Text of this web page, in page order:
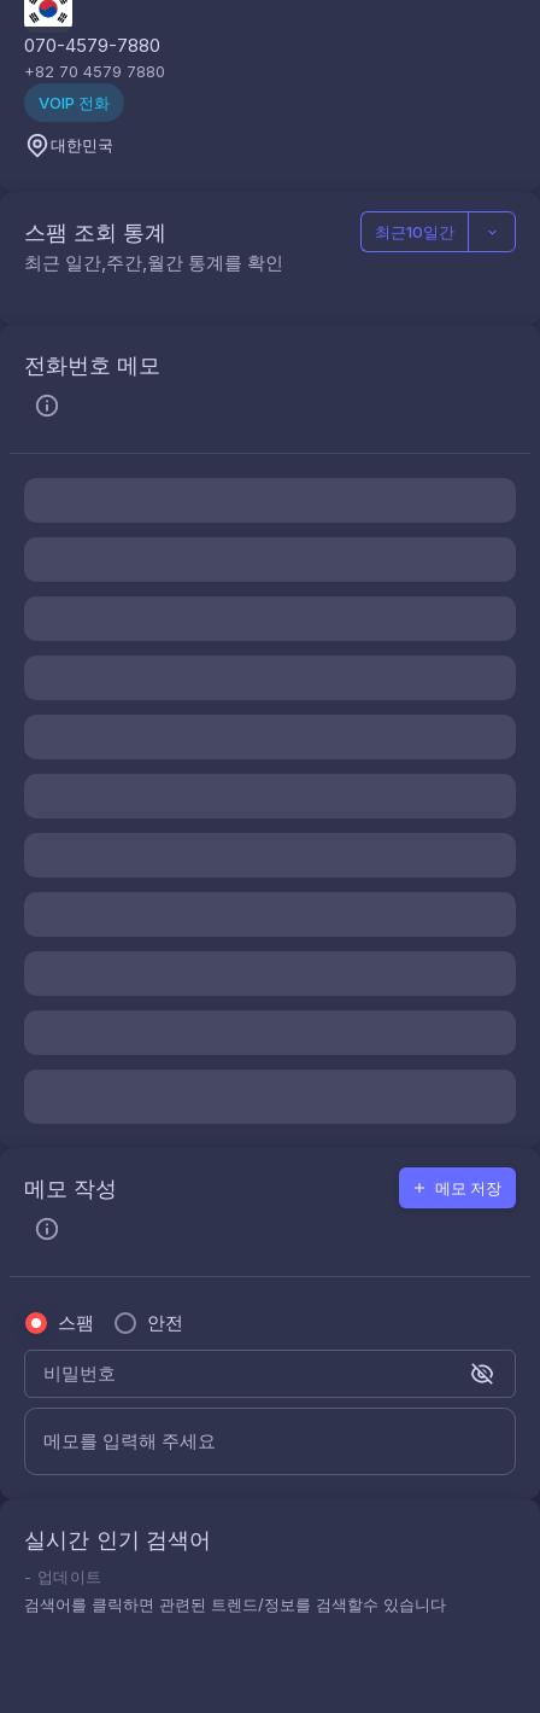
070-4579-7880
+82 70 4579 7880
VOIP 전화
대한민국
스팸 조회 통계
최근 일간,주간,월간 통계를 확인
최근10일간
전화번호 메모
메모 작성 메모 저장
스팸 안전
비밀번호
메모를 입력해 주세요
실시간 인기 검색어
- 업데이트
검색어를 클릭하면 관련된 트렌드/정보를 검색할수 있습니다